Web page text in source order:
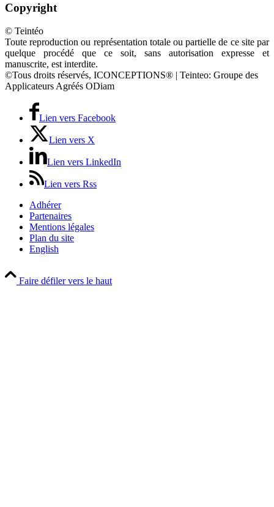
Copyright
© Teintéo
Toute reproduction ou représentation totale ou partielle de ce site par
quelque procédé que ce soit, sans autorisation expresse et
manuscrite, est interdite.
©Tous droits réservés, ICONCEPTIONS® | Teinteo: Groupe des
Applicateurs Agréés ODiam
Lien vers Facebook
Lien vers X
Lien vers LinkedIn
Lien vers Rss
Adhérer
Partenaires
Mentions légales
Plan du site
English
Faire défiler vers le haut